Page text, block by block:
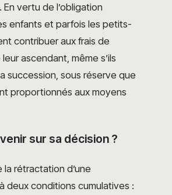
. En vertu de l’obligation
enfants et parfois les petits-
contribuer aux frais de
ascendant, même s’ils
succession, sous réserve que
proportionnés aux moyens
sur sa décision ?
la rétractation d’une
deux conditions cumulatives :